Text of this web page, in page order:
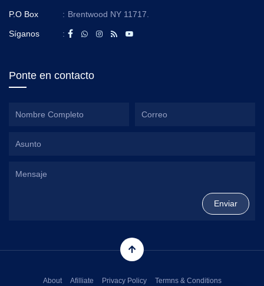
P.O Box : Brentwood NY 11717.
Síganos :
Ponte en contacto
About Afilliate Privacy Policy Termns & Conditions